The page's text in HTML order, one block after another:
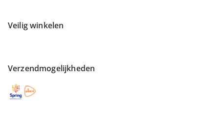
Veilig winkelen
Verzendmogelijkheden